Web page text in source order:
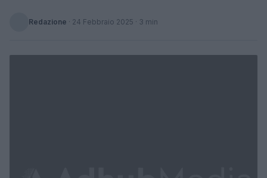
Redazione · 24 Febbraio 2025 · 3 min